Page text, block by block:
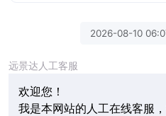
2026-08-10
远景达人工客服
欢迎您！
我是本网站的人工在线客服